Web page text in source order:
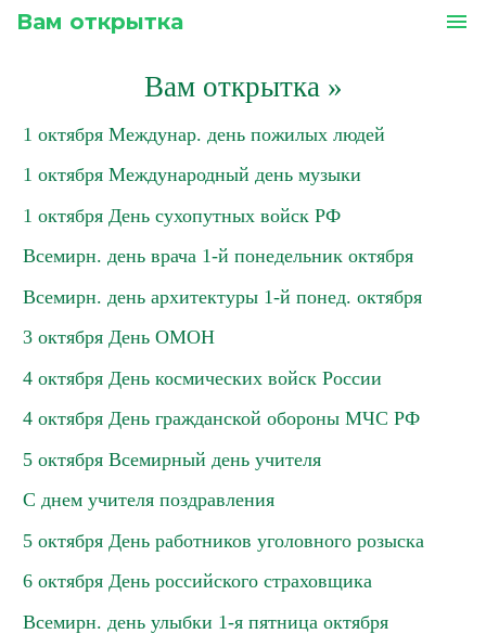
Вам открытка menu
Вам открытка»
1 октября Междунар. день пожилых людей
1 октября Международный день музыки
1 октября День сухопутных войск РФ
Всемирн. день врача 1-й понедельник октября
Всемирн. день архитектуры 1-й понед. октября
3 октября День ОМОН
4 октября День космических войск России
4 октября День гражданской обороны МЧС РФ
5 октября Всемирный день учителя
С днем учителя поздравления
5 октября День работников уголовного розыска
6 октября День российского страховщика
Всемирн. день улыбки 1-я пятница октября